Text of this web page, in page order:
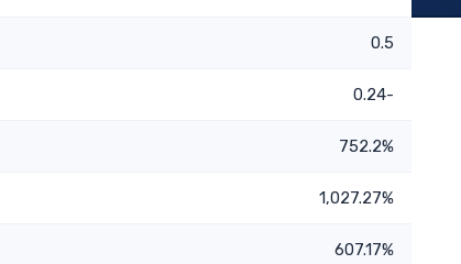
0.5
-0.24
752.2%
1,027.27%
607.17%